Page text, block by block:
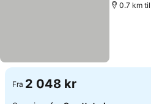
0.7 km
Fra 2 048 kr